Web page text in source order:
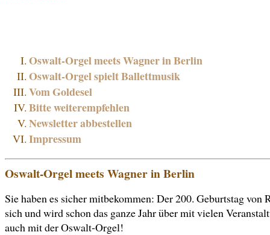
Oswalt-Orgel meets Wagner in Berlin
Oswalt-Orgel spielt Ballettmusik
Vom Goldesel
Bitte weiterempfehlen
Newsletter abbestellen
Impressum
Oswalt-Orgel meets Wagner in Berlin
Sie haben es sicher mitbekommen: Der 200. Geburtstag von
sich und wird schon das ganze Jahr über mit vielen
auch mit der Oswalt-Orgel!